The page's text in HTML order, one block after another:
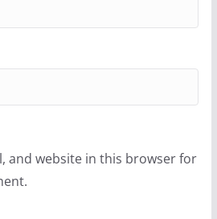
and website in this browser for